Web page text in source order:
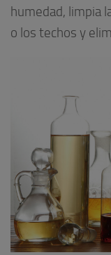
humedad, limpia
o los techos y